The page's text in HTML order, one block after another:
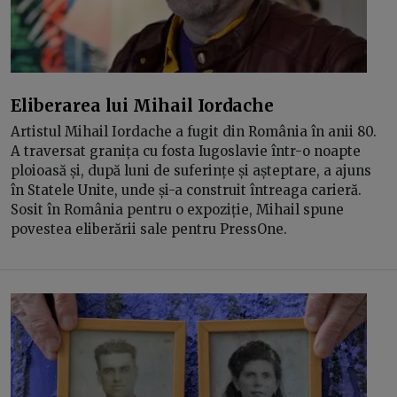
Eliberarea lui Mihail Iordache
Artistul Mihail Iordache a fugit din România în anii 80.
A traversat granița cu fosta Iugoslavie într-o noapte
ploioasă și, după luni de suferințe și așteptare, a ajuns
în Statele Unite, unde și-a construit întreaga carieră.
Sosit în România pentru o expoziție, Mihail spune
povestea eliberării sale pentru PressOne.